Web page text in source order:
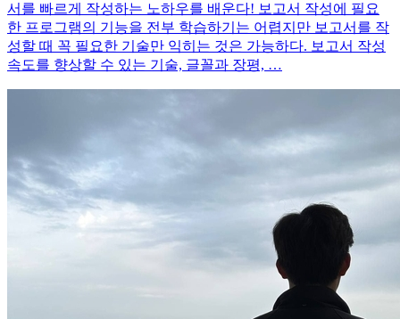
서를 빠르게 작성하는 노하우를 배운다! 보고서 작성에 필요
한 프로그램의 기능을 전부 학습하기는 어렵지만 보고서를 작
성할 때 꼭 필요한 기술만 익히는 것은 가능하다. 보고서 작성
속도를 향상할 수 있는 기술, 글꼴과 장평, …